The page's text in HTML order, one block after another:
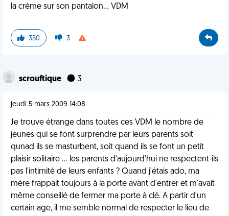
la crème sur son pantalon... VDM
350 3
scrouftique 3
jeudi 5 mars 2009 14:08
Je trouve étrange dans toutes ces VDM le nombre de
jeunes qui se font surprendre par leurs parents soit
qunad ils se masturbent, soit quand ils se font un petit
plaisir solitaire ... les parents d'aujourd'hui ne respectent-ils
pas l'intimité de leurs enfants ? Quand j'étais ado, ma
mère frappait toujours à la porte avant d'entrer et m'avait
même conseillé de fermer ma porte à clé. A partir d'un
certain age, il me semble normal de respecter le lieu de